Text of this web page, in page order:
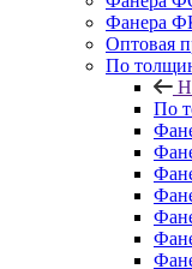
Фанера
Оптовая
По
По